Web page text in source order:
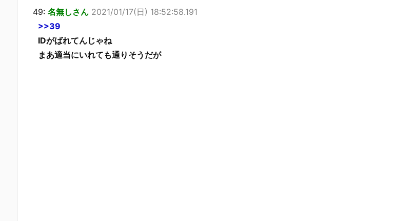
49: 名無しさん 2021/01/17(日) 18:52:58.191
>>39
IDがばれてんじゃね
まあ適当にいれても通りそうだが